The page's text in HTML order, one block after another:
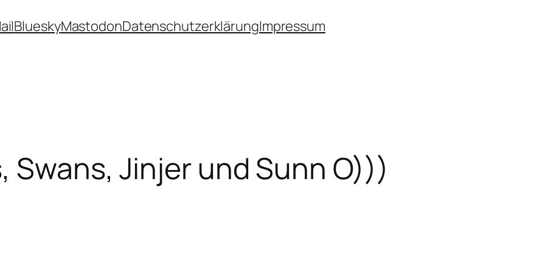
BlueskyMastodonDatenschutzerklärungImpressum
Swans, Jinjer und Sunn O)))